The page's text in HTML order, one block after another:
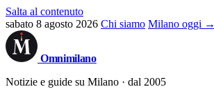
Salta al contenuto
sabato 8 agosto 2026 Chi siamo Milano oggi →
Omnimilano
Notizie e guide su Milano · dal 2005